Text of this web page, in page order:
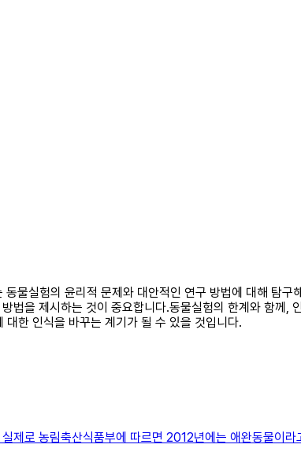
물실험의 윤리적 문제와 대안적인 연구 방법에 대해 탐
을 제시하는 것이 중요합니다.동물실험의 한계와 함께,
한 인식을 바꾸는 계기가 될 수 있을 것입니다.
제로 농림축산식품부에 따르면 2012년에는 애완동물이